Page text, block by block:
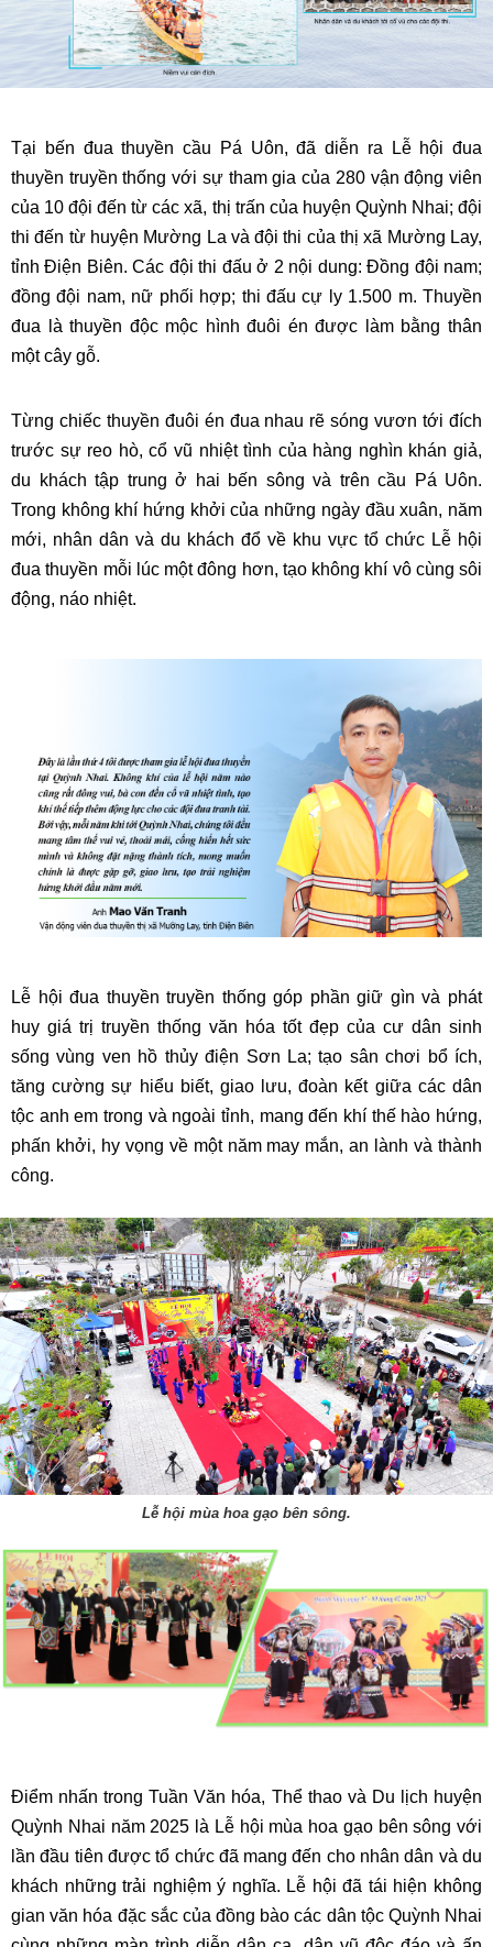
Tại bến đua thuyền cầu Pá Uôn, đã diễn ra Lễ hội đua
thuyền truyền thống với sự tham gia của 280 vận động viên
của 10 đội đến từ các xã, thị trấn của huyện Quỳnh Nhai; đội
thi đến từ huyện Mường La và đội thi của thị xã Mường Lay,
tỉnh Điện Biên. Các đội thi đấu ở 2 nội dung: Đồng đội nam;
đồng đội nam, nữ phối hợp; thi đấu cự ly 1.500 m. Thuyền
đua là thuyền độc mộc hình đuôi én được làm bằng thân
một cây gỗ.
Từng chiếc thuyền đuôi én đua nhau rẽ sóng vươn tới đích
trước sự reo hò, cổ vũ nhiệt tình của hàng nghìn khán giả,
du khách tập trung ở hai bến sông và trên cầu Pá Uôn.
Trong không khí hứng khởi của những ngày đầu xuân, năm
mới, nhân dân và du khách đổ về khu vực tổ chức Lễ hội
đua thuyền mỗi lúc một đông hơn, tạo không khí vô cùng sôi
động, náo nhiệt.
Lễ hội đua thuyền truyền thống góp phần giữ gìn và phát
huy giá trị truyền thống văn hóa tốt đẹp của cư dân sinh
sống vùng ven hồ thủy điện Sơn La; tạo sân chơi bổ ích,
tăng cường sự hiểu biết, giao lưu, đoàn kết giữa các dân
tộc anh em trong và ngoài tỉnh, mang đến khí thế hào hứng,
phấn khởi, hy vọng về một năm may mắn, an lành và thành
công.
Lễ hội mùa hoa gạo bên sông.
Điểm nhấn trong Tuần Văn hóa, Thể thao và Du lịch huyện
Quỳnh Nhai năm 2025 là Lễ hội mùa hoa gạo bên sông với
lần đầu tiên được tổ chức đã mang đến cho nhân dân và du
khách những trải nghiệm ý nghĩa. Lễ hội đã tái hiện không
gian văn hóa đặc sắc của đồng bào các dân tộc Quỳnh Nhai